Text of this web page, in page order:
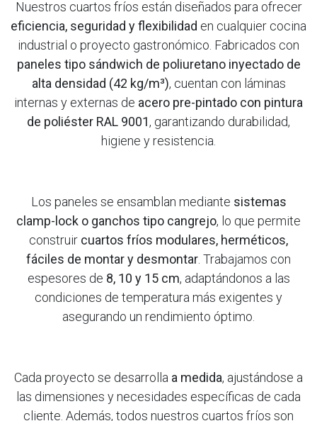
Nuestros cuartos fríos están diseñados para ofrecer
eficiencia, seguridad y flexibilidad en cualquier cocina
industrial o proyecto gastronómico. Fabricados con
paneles tipo sándwich de poliuretano inyectado de
alta densidad (42 kg/m³), cuentan con láminas
internas y externas de acero pre-pintado con pintura
de poliéster RAL 9001, garantizando durabilidad,
higiene y resistencia.
Los paneles se ensamblan mediante sistemas
clamp-lock o ganchos tipo cangrejo, lo que permite
construir cuartos fríos modulares, herméticos,
fáciles de montar y desmontar . Trabajamos con
espesores de 8, 10 y 15 cm, adaptándonos a las
condiciones de temperatura más exigentes y
asegurando un rendimiento óptimo.
Cada proyecto se desarrolla a medida, ajustándose a
las dimensiones y necesidades específicas de cada
cliente. Además, todos nuestros cuartos fríos son